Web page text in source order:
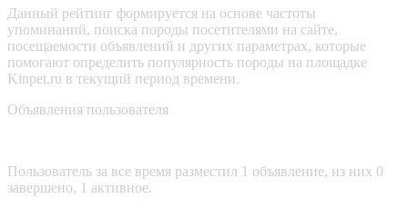
Данный рейтинг формируется на основе частоты
упоминаний, поиска породы посетителями на сайте,
посещаемости объявлений и других параметрах, которые
помогают определить популярность породы на площадке
Kinpet.ru в текущий период времени.
Объявления пользователя
Пользователь за все время разместил 1 объявление, из них 0
завершено, 1 активное.